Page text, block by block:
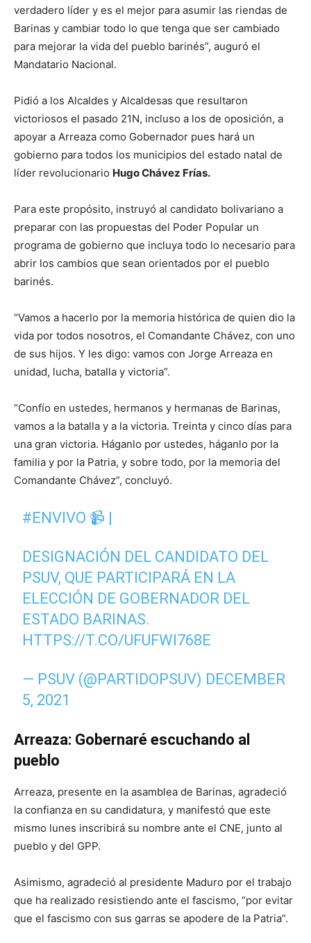
verdadero líder y es el mejor para asumir las riendas de
Barinas y cambiar todo lo que tenga que ser cambiado
para mejorar la vida del pueblo barinés”, auguró el
Mandatario Nacional.
Pidió a los Alcaldes y Alcaldesas que resultaron
victoriosos el pasado 21N, incluso a los de oposición, a
apoyar a Arreaza como Gobernador pues hará un
gobierno para todos los municipios del estado natal de
líder revolucionario Hugo Chávez Frías.
Para este propósito, instruyó al candidato bolivariano a
preparar con las propuestas del Poder Popular un
programa de gobierno que incluya todo lo necesario para
abrir los cambios que sean orientados por el pueblo
barinés.
“Vamos a hacerlo por la memoria histórica de quien dio la
vida por todos nosotros, el Comandante Chávez, con uno
de sus hijos. Y les digo: vamos con Jorge Arreaza en
unidad, lucha, batalla y victoria”.
“Confío en ustedes, hermanos y hermanas de Barinas,
vamos a la batalla y a la victoria. Treinta y cinco días para
una gran victoria. Háganlo por ustedes, háganlo por la
familia y por la Patria, y sobre todo, por la memoria del
Comandante Chávez”, concluyó.
#ENVIVO 📹 |
DESIGNACIÓN DEL CANDIDATO DEL
PSUV, QUE PARTICIPARÁ EN LA
ELECCIÓN DE GOBERNADOR DEL
ESTADO BARINAS.
HTTPS://T.CO/UFUFWI768E
— PSUV (@PARTIDOPSUV) DECEMBER
5, 2021
Arreaza: Gobernaré escuchando al
pueblo
Arreaza, presente en la asamblea de Barinas, agradeció
la confianza en su candidatura, y manifestó que este
mismo lunes inscribirá su nombre ante el CNE, junto al
pueblo y del GPP.
Asimismo, agradeció al presidente Maduro por el trabajo
que ha realizado resistiendo ante el fascismo, “por evitar
que el fascismo con sus garras se apodere de la Patria”.